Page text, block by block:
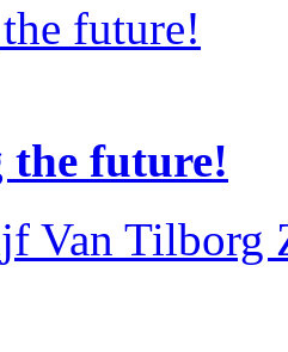
future!
future!
Van Tilborg